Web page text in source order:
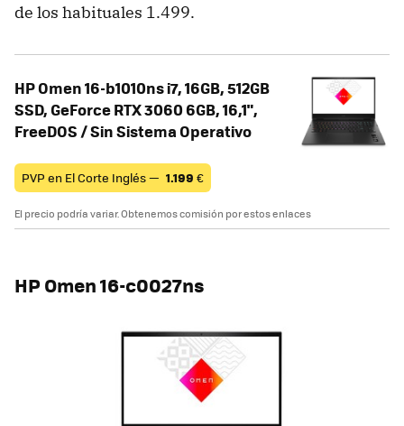
de los habituales 1.499.
HP Omen 16-b1010ns i7, 16GB, 512GB
SSD, GeForce RTX 3060 6GB, 16,1",
FreeDOS / Sin Sistema Operativo
PVP en El Corte Inglés — 1.199 €
El precio podría variar. Obtenemos comisión por estos enlaces
HP Omen 16-c0027ns